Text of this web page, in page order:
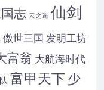
志 云之遥 仙剑
傲世三国 发明工坊
富翁 大航海时代
富甲天下 少